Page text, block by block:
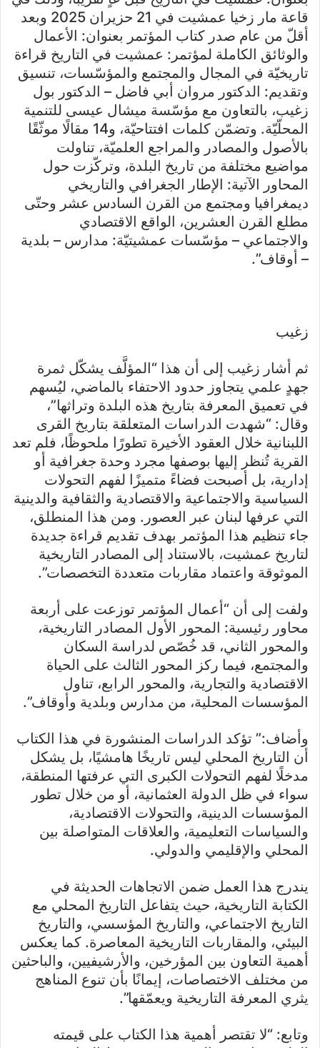
قاعة مار زخيا عمشيت في 21 حزيران 2025 وبعد
أقلّ من عام صدر كتاب المؤتمر بعنوان: الأعمال
والوثائق الكاملة لمؤتمر: عمشيت في التاريخ قراءة
تاريخيّة في المجال والمجتمع والمؤسّسات، تنسيق
وتقديم: الدكتور مروان أبي فاضل – الدكتور بول
زغيب، بالتعاون مع مؤسّسة ميشال عيسى للتنمية
المحلّيّة. وتضمّن كلمات افتتاحيّة، و14 مقالًا موثّقًا
بالأصول والمصادر والمراجع العلميّة، تناولت
مواضيع مختلفة من تاريخ البلدة، وتركّزت حول
المحاور الآتية: الإطار الجغرافي والتاريخي
ديمغرافيا ومجتمع من القرن السادس عشر وحتّى
مطلع القرن العشرين، الواقع الاقتصادي
والاجتماعي – مؤسّسات عمشيتيّة: مدارس – بلدية
– أوقاف”.
زغيب
ثم أشار زغيب إلى أن هذا “المؤلَّف يشكّل ثمرة
جهدٍ علمي يتجاوز حدود الاحتفاء بالماضي، ليُسهم
في تعميق المعرفة بتاريخ هذه البلدة وتراثها”،
وقال: “شهدت الدراسات المتعلقة بتاريخ القرى
اللبنانية خلال العقود الأخيرة تطورًا ملحوظًا، فلم تعد
القرية تُنظر إليها بوصفها مجرد وحدة جغرافية أو
إدارية، بل أصبحت فضاءً متميزًا لفهم التحولات
السياسية والاجتماعية والاقتصادية والثقافية والدينية
التي عرفها لبنان عبر العصور. ومن هذا المنطلق،
جاء تنظيم هذا المؤتمر بهدف تقديم قراءة جديدة
لتاريخ عمشيت، بالاستناد إلى المصادر التاريخية
الموثوقة واعتماد مقاربات متعددة التخصصات”.
ولفت إلى أن “أعمال المؤتمر توزعت على أربعة
محاور رئيسية: المحور الأول المصادر التاريخية،
والمحور الثاني، قد خُصّص لدراسة السكان
والمجتمع، فيما ركز المحور الثالث على الحياة
الاقتصادية والتجارية، والمحور الرابع، تناول
المؤسسات المحلية، من مدارس وبلدية وأوقاف”.
وأضاف:” تؤكد الدراسات المنشورة في هذا الكتاب
أن التاريخ المحلي ليس تاريخًا هامشيًا، بل يشكل
مدخلًا لفهم التحولات الكبرى التي عرفتها المنطقة،
سواء في ظل الدولة العثمانية، أو من خلال تطور
المؤسسات الدينية، والتحولات الاقتصادية،
والسياسات التعليمية، والعلاقات المتواصلة بين
المحلي والإقليمي والدولي.
يندرج هذا العمل ضمن الاتجاهات الحديثة في
الكتابة التاريخية، حيث يتفاعل التاريخ المحلي مع
التاريخ الاجتماعي، والتاريخ المؤسسي، والتاريخ
البيئي، والمقاربات التاريخية المعاصرة. كما يعكس
أهمية التعاون بين المؤرخين، والأرشيفيين، والباحثين
من مختلف الاختصاصات، إيمانًا بأن تنوع المناهج
يثري المعرفة التاريخية ويعمّقها”.
وتابع: “لا تقتصر أهمية هذا الكتاب على قيمته